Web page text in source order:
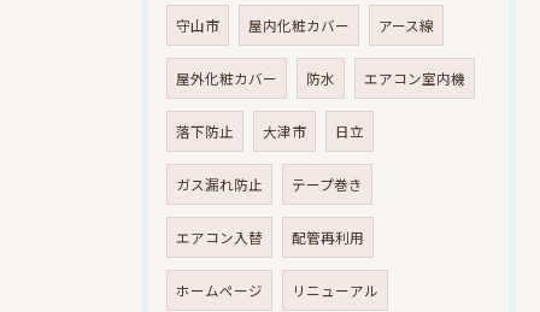
守山市 屋内化粧カバー アース線
屋外化粧カバー 防水 エアコン室内機
落下防止 大津市 日立
ガス漏れ防止 テープ巻き
エアコン入替 配管再利用
ホームページ リニューアル